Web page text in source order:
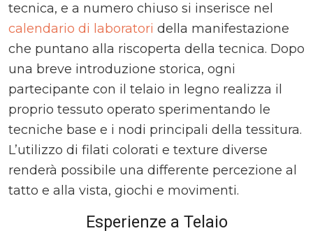
tecnica, e a numero chiuso si inserisce nel
calendario di laboratori della manifestazione
che puntano alla riscoperta della tecnica. Dopo
una breve introduzione storica, ogni
partecipante con il telaio in legno realizza il
proprio tessuto operato sperimentando le
tecniche base e i nodi principali della tessitura.
L’utilizzo di filati colorati e texture diverse
renderà possibile una differente percezione al
tatto e alla vista, giochi e movimenti.
Esperienze a Telaio